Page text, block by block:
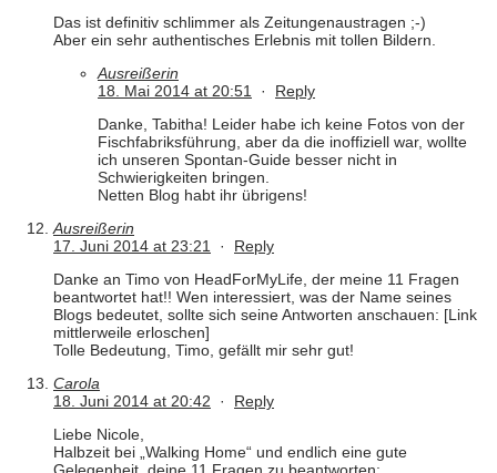
Das ist definitiv schlimmer als Zeitungenaustragen ;-)
Aber ein sehr authentisches Erlebnis mit tollen Bildern.
Ausreißerin
18. Mai 2014 at 20:51 · Reply
Danke, Tabitha! Leider habe ich keine Fotos von der
Fischfabriksführung, aber da die inoffiziell war, wollte
ich unseren Spontan-Guide besser nicht in
Schwierigkeiten bringen.
Netten Blog habt ihr übrigens!
Ausreißerin
17. Juni 2014 at 23:21 · Reply
Danke an Timo von HeadForMyLife, der meine 11 Fragen
beantwortet hat!! Wen interessiert, was der Name seines
Blogs bedeutet, sollte sich seine Antworten anschauen: [Link
mittlerweile erloschen]
Tolle Bedeutung, Timo, gefällt mir sehr gut!
Carola
18. Juni 2014 at 20:42 · Reply
Liebe Nicole,
Halbzeit bei „Walking Home“ und endlich eine gute